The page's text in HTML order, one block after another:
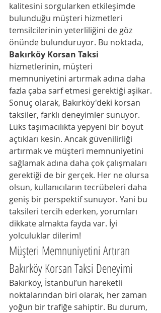
kalitesini sorgularken etkileşimde
bulunduğu müşteri hizmetleri
temsilcilerinin yeterliliğini de göz
önünde bulunduruyor. Bu noktada,
Bakırköy Korsan Taksi
hizmetlerinin, müşteri
memnuniyetini artırmak adına daha
fazla çaba sarf etmesi gerektiği aşikar.
Sonuç olarak, Bakırköy'deki korsan
taksiler, farklı deneyimler sunuyor.
Lüks taşımacılıkta yepyeni bir boyut
açtıkları kesin. Ancak güvenilirliği
artırmak ve müşteri memnuniyetini
sağlamak adına daha çok çalışmaları
gerektiği de bir gerçek. Her ne olursa
olsun, kullanıcıların tecrübeleri daha
geniş bir perspektif sunuyor. Yani bu
taksileri tercih ederken, yorumları
dikkate almakta fayda var. İyi
yolculuklar dilerim!
Müşteri Memnuniyetini Artıran
Bakırköy Korsan Taksi Deneyimi
Bakırköy, İstanbul’un hareketli
noktalarından biri olarak, her zaman
yoğun bir trafiğe sahiptir. Bu durum,